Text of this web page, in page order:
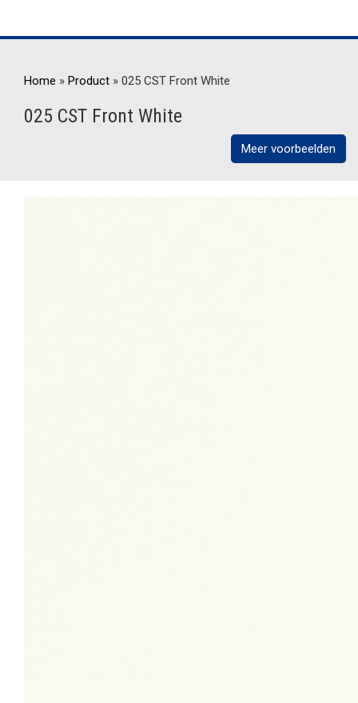
Home » Product » 025 CST Front White
025 CST Front White
Meer voorbeelden